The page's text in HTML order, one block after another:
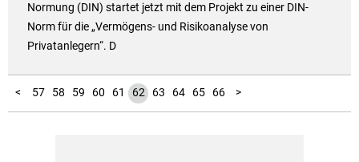
Normung (DIN) startet jetzt mit dem Projekt zu einer DIN-
Norm für die „Vermögens- und Risikoanalyse von
Privatanlegern“. D
<
1
2
3
4
5
6
7
8
9
10
11
12
13
14
15
16
17
18
19
20
21
22
23
24
25
26
27
28
29
30
31
32
33
34
35
36
37
38
39
40
41
42
43
44
45
46
47
48
49
50
51
52
53
54
55
56 57 58 59 60 61 62 63 64 65 66 >